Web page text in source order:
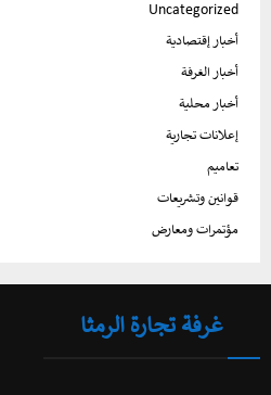
Uncategorized
أخبار إقتصادية
أخبار الغرفة
أخبار محلية
إعلانات تجارية
تعاميم
قوانين وتشريعات
مؤتمرات ومعارض
غرفة تجارة الرمثا